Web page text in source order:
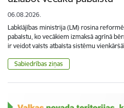
06.08.2026.
Labklājības ministrija (LM) rosina
pabalstu, ko vecākiem izmaksā agrīnā
ir veidot valsts atbalsta sistēmu
Sabiedrības ziņas